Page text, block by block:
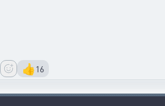
👍16